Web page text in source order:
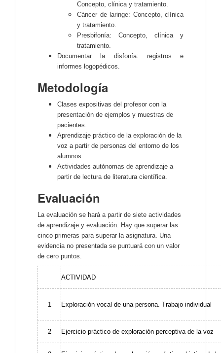
Concepto, clínica y tratamiento.
Cáncer de laringe: Concepto, clínica
y tratamiento.
Presbifonía: Concepto, clínica y
tratamiento.
Documentar la disfonía: registros e
informes logopédicos.
Metodología
Clases expositivas del profesor con la
presentación de ejemplos y muestras de
pacientes.
Aprendizaje práctico de la exploración de la
voz a partir de personas del entorno de los
alumnos.
Actividades autónomas de aprendizaje a
partir de lectura de literatura científica.
Evaluación
La evaluación se hará a partir de siete actividades
de aprendizaje y evaluación. Hay que superar las
cinco primeras para superar la asignatura. Una
evidencia no presentada se puntuará con un valor
de cero puntos.
ACTIVIDAD
1 Exploración vocal de una persona. Trabajo individual
2 Ejercicio práctico de exploración perceptiva de la voz